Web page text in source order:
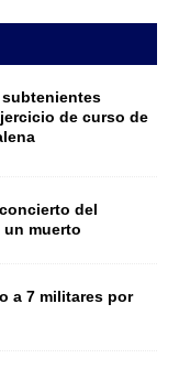
de curso de
del
un muerto
a 7 militares por